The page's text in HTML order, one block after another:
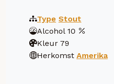
Type Stout
Alcohol 10
Kleur 79
Herkomst Amerika